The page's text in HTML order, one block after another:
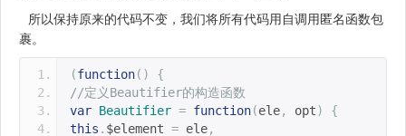
所以保持原来的代码不变，我们将所有代码用自调用匿名函数包
裹。
(function()
{
//定义Beautifier的构造函数
var Beautifier = function(ele, opt)
{
this . $element = ele,